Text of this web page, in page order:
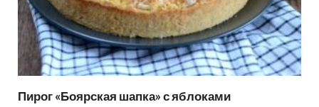
Пирог «Боярская шапка» с яблоками